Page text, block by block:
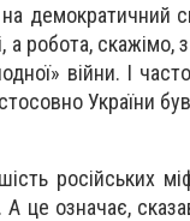
на
а робота,
війни. І
України
російських
А це означає,